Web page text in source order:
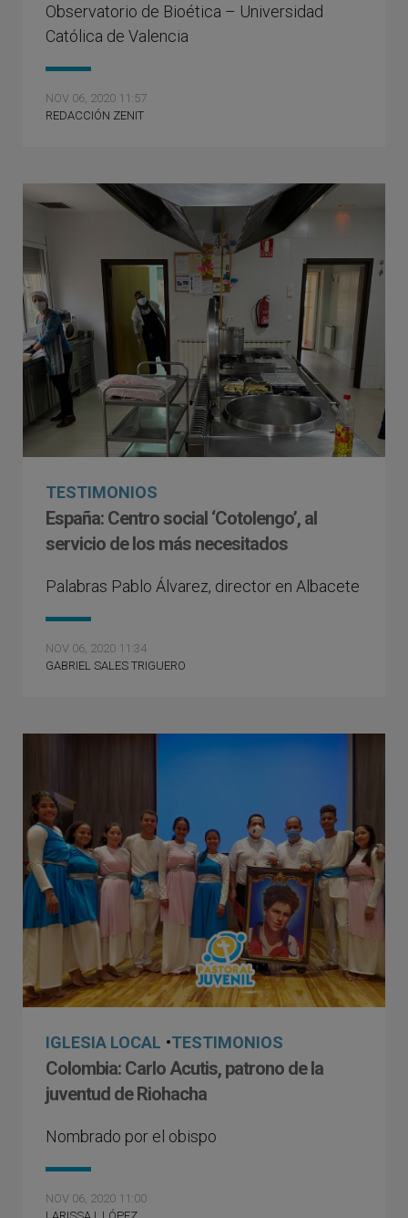
Observatorio de Bioética – Universidad
Católica de Valencia
NOV 06, 2020 11:57
REDACCIÓN ZENIT
TESTIMONIOS
España: Centro social ‘Cotolengo’, al
servicio de los más necesitados
Palabras Pablo Álvarez, director en Albacete
NOV 06, 2020 11:34
GABRIEL SALES TRIGUERO
IGLESIA LOCAL •TESTIMONIOS
Colombia: Carlo Acutis, patrono de la
juventud de Riohacha
Nombrado por el obispo
NOV 06, 2020 11:00